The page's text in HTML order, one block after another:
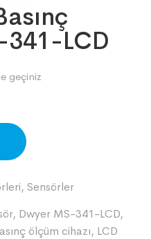
341-LCD
geçiniz
, Sensörler
, Dwyer MS-341-LCD,
ölçüm cihazı, LCD